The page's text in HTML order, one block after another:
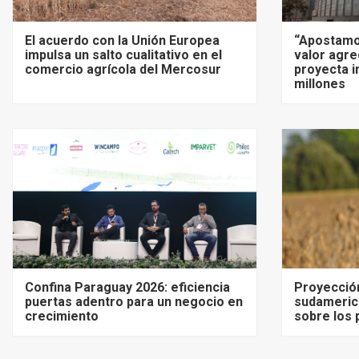
El acuerdo con la Unión Europea
impulsa un salto cualitativo en el
comercio agrícola del Mercosur
valor
proyecta
millones
Confina Paraguay 2026: eficiencia
puertas adentro para un negocio en
crecimiento
sobre los